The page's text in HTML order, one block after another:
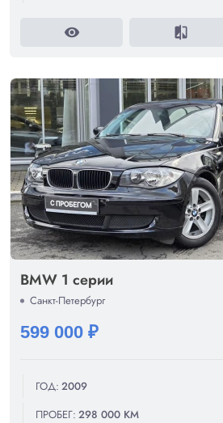
visibility compare
BMW 1 серии
Санкт-Петербург
599 000 ₽
ГОД: 2009
ПРОБЕГ: 298 000 КМ